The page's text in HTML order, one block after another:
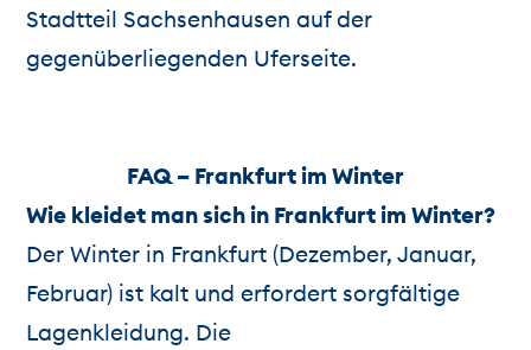
Stadtteil Sachsenhausen auf der
gegenüberliegenden Uferseite.
FAQ – Frankfurt im Winter
Wie kleidet man sich in Frankfurt im Winter?
Der Winter in Frankfurt (Dezember, Januar,
Februar) ist kalt und erfordert sorgfältige
Lagenkleidung. Die